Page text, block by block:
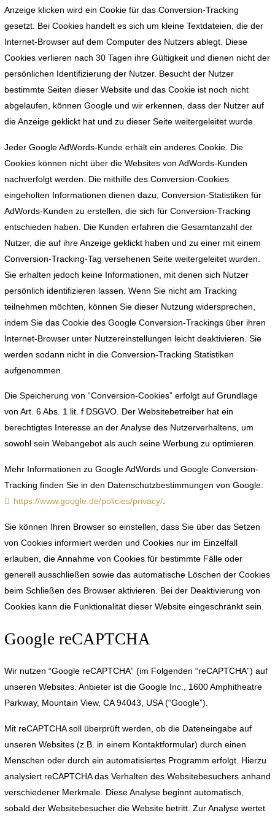
Anzeige klicken wird ein Cookie für das Conversion-Tracking
gesetzt. Bei Cookies handelt es sich um kleine Textdateien, die der
Internet-Browser auf dem Computer des Nutzers ablegt. Diese
Cookies verlieren nach 30 Tagen ihre Gültigkeit und dienen nicht der
persönlichen Identifizierung der Nutzer. Besucht der Nutzer
bestimmte Seiten dieser Website und das Cookie ist noch nicht
abgelaufen, können Google und wir erkennen, dass der Nutzer auf
die Anzeige geklickt hat und zu dieser Seite weitergeleitet wurde.
Jeder Google AdWords-Kunde erhält ein anderes Cookie. Die
Cookies können nicht über die Websites von AdWords-Kunden
nachverfolgt werden. Die mithilfe des Conversion-Cookies
eingeholten Informationen dienen dazu, Conversion-Statistiken für
AdWords-Kunden zu erstellen, die sich für Conversion-Tracking
entschieden haben. Die Kunden erfahren die Gesamtanzahl der
Nutzer, die auf ihre Anzeige geklickt haben und zu einer mit einem
Conversion-Tracking-Tag versehenen Seite weitergeleitet wurden.
Sie erhalten jedoch keine Informationen, mit denen sich Nutzer
persönlich identifizieren lassen. Wenn Sie nicht am Tracking
teilnehmen möchten, können Sie dieser Nutzung widersprechen,
indem Sie das Cookie des Google Conversion-Trackings über ihren
Internet-Browser unter Nutzereinstellungen leicht deaktivieren. Sie
werden sodann nicht in die Conversion-Tracking Statistiken
aufgenommen.
Die Speicherung von “Conversion-Cookies” erfolgt auf Grundlage
von Art. 6 Abs. 1 lit. f DSGVO. Der Websitebetreiber hat ein
berechtigtes Interesse an der Analyse des Nutzerverhaltens, um
sowohl sein Webangebot als auch seine Werbung zu optimieren.
Mehr Informationen zu Google AdWords und Google Conversion-
Tracking finden Sie in den Datenschutzbestimmungen von Google:
https://www.google.de/policies/privacy/
Sie können Ihren Browser so einstellen, dass Sie über das Setzen
von Cookies informiert werden und Cookies nur im Einzelfall
erlauben, die Annahme von Cookies für bestimmte Fälle oder
generell ausschließen sowie das automatische Löschen der Cookies
beim Schließen des Browser aktivieren. Bei der Deaktivierung von
Cookies kann die Funktionalität dieser Website eingeschränkt sein.
Google reCAPTCHA
Wir nutzen “Google reCAPTCHA” (im Folgenden “reCAPTCHA”) auf
unseren Websites. Anbieter ist die Google Inc., 1600 Amphitheatre
Parkway, Mountain View, CA 94043, USA (“Google”).
Mit reCAPTCHA soll überprüft werden, ob die Dateneingabe auf
unseren Websites (z.B. in einem Kontaktformular) durch einen
Menschen oder durch ein automatisiertes Programm erfolgt. Hierzu
analysiert reCAPTCHA das Verhalten des Websitebesuchers anhand
verschiedener Merkmale. Diese Analyse beginnt automatisch,
sobald der Websitebesucher die Website betritt. Zur Analyse wertet